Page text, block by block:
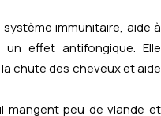
immunitaire, aide à
effet antifongique. Elle
chute des cheveux et aide
mangent peu de viande et